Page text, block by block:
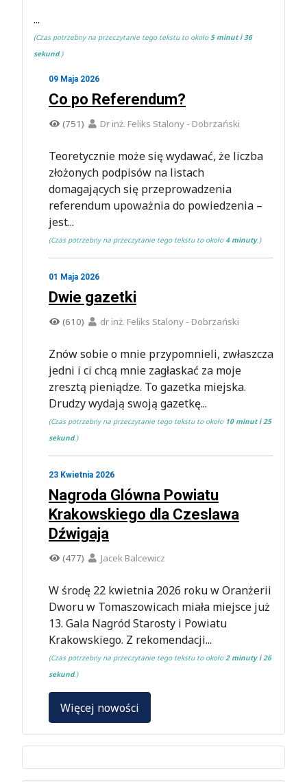
...
(Czas potrzebny na przeczytanie tego tekstu to około5 minut i 36
sekund.)
09 Maja 2026
Co po Referendum?
(751) Dr inż. Feliks Stalony - Dobrzański
Teoretycznie może się wydawać, że liczba
złożonych podpisów na listach
domagających się przeprowadzenia
referendum upoważnia do powiedzenia –
jest...
(Czas potrzebny na przeczytanie tego tekstu to około4 minuty.)
01 Maja 2026
Dwie gazetki
(610) dr inż. Feliks Stalony - Dobrzański
Znów sobie o mnie przypomnieli, zwłaszcza
jedni i ci chcą mnie zagłaskać za moje
zresztą pieniądze. To gazetka miejska.
Drudzy wydają swoją gazetkę...
(Czas potrzebny na przeczytanie tego tekstu to około 10 minut i 25
sekund.)
23 Kwietnia 2026
Nagroda Glówna Powiatu
Krakowskiego dla Czeslawa
Dźwigaja
(477) Jacek Balcewicz
W środę 22 kwietnia 2026 roku w Oranżerii
Dworu w Tomaszowicach miała miejsce już
13. Gala Nagród Starosty i Powiatu
Krakowskiego. Z rekomendacji...
(Czas potrzebny na przeczytanie tego tekstu to około2 minuty i 26
sekund.)
Więcej nowości